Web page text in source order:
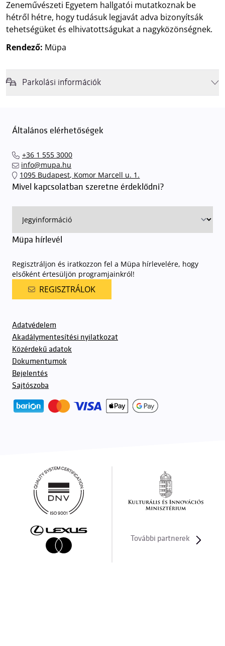
Zeneművészeti Egyetem hallgatói mutatkoznak be
hétről hétre, hogy tudásuk legjavát adva bizonyítsák
tehetségüket és elhivatottságukat a nagyközönségnek.
Rendező: Müpa
Parkolási információk
érkezéskor megnövekedett várakozási idővel érdemes kalkulálni. Ezt
azt javasoljuk kedves közönségünknek, induljanak
találhassák meg a legideálisabb parkolóhelyet és
érkezhessenek meg előadásainkra
sorompókat rendszámfelismerő automatika nyitja.
ingyenes azon vendégeink számára, akik egy aznapi fizetős
rendjének részletes leírásaelérhető itt.
Általános elérhetőségek
+36 1 555 3000
info@mupa.hu
1095 Budapest, Komor Marcell u. 1.
Mivel kapcsolatban szeretne érdeklődni?
Müpa hírlevél
Regisztráljon és iratkozzon fel a Müpa hírlevelére, hogy
elsőként értesüljön programjainkról!
REGISZTRÁLOK
Adatvédelem
Akadálymentesítési nyilatkozat
Közérdekű adatok
Dokumentumok
Bejelentés
Sajtószoba
További partnerek